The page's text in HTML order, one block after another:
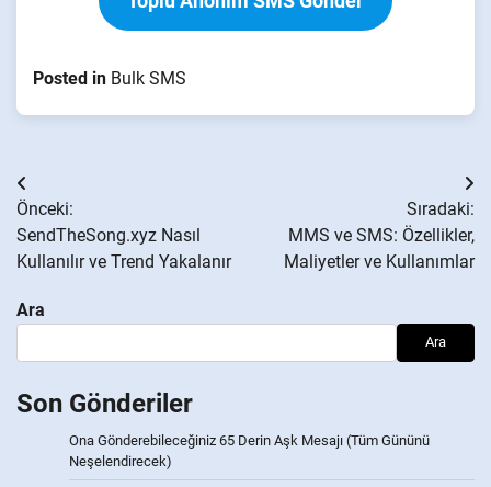
Posted in Bulk SMS
Yazı
gezinmesi
Önceki:
SendTheSong.xyz Nasıl
Kullanılır ve Trend Yakalanır
Sıradaki:
MMS ve SMS: Özellikler,
Maliyetler ve Kullanımlar
Ara
Ara
Son Gönderiler
Ona Gönderebileceğiniz 65 Derin Aşk Mesajı (Tüm Gününü
Neşelendirecek)